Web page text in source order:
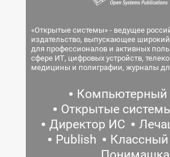
«Открытые системы» - ведущее
издательство, выпускающее
для профессионалов и активных
сфере ИТ, цифровых устройств,
медицины и полиграфии, журналы
Компьютерный
Открытые
Директор ИС
Publish